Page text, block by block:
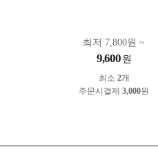
최저 7,800원 ~
9,600 원
최소 2개
주문시결제 3,000원